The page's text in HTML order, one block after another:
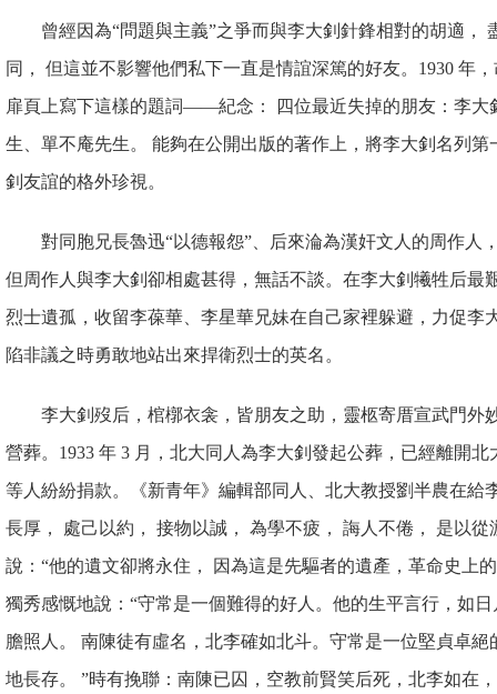
曾經因為“問題與主義”之爭而與李大釗針鋒相對的胡適，
同， 但這並不影響他們私下一直是情誼深篤的好友。1930 年
扉頁上寫下這樣的題詞——紀念： 四位最近失掉的朋友：李大
生、單不庵先生。 能夠在公開出版的著作上，將李大釗名列
釗友誼的格外珍視。
對同胞兄長魯迅“以德報怨”、后來淪為漢奸文人的周作人
但周作人與李大釗卻相處甚得，無話不談。在李大釗犧牲后最
烈士遺孤，收留李葆華、李星華兄妹在自己家裡躲避，力促李
陷非議之時勇敢地站出來捍衛烈士的英名。
李大釗歿后，棺槨衣衾，皆朋友之助，靈柩寄厝宣武門外
營葬。1933 年 3 月，北大同人為李大釗發起公葬，已經離開
等人紛紛捐款。《新青年》編輯部同人、北大教授劉半農在給
長厚， 處己以約， 接物以誠， 為學不疲， 誨人不倦， 是以從
說：“他的遺文卻將永住， 因為這是先驅者的遺產，革命史上
獨秀感慨地說：“守常是一個難得的好人。他的生平言行，如
膽照人。 南陳徒有虛名，北李確如北斗。守常是一位堅貞卓
地長存。 ”時有挽聯：南陳已囚，空教前賢笑后死，北李如在